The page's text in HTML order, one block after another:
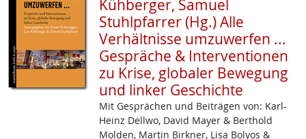
Kühberger, Samuel
Stuhlpfarrer (Hg.) Alle
Verhältnisse umzuwerfen ...
Gespräche & Interventionen
zu Krise, globaler Bewegung
und linker Geschichte
Mit Gesprächen und Beiträgen von: Karl-
Heinz ­Dellwo, David Mayer & Berthold
Molden, Martin Birkner, Lisa Bolyos &